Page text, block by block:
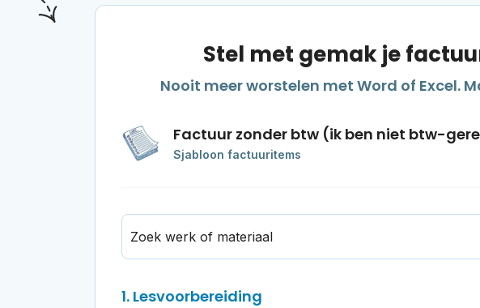
Stel met gemak je
Nooit meer worstelen met Word of Excel.
Factuur zonder btw (ik ben niet btw-
Sjabloon factuuritems
Zoek werk of materiaal
1. Lesvoorbereiding